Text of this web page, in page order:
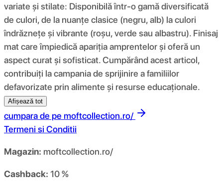
variate și stilate: Disponibilă într-o gamă diversificată
de culori, de la nuanțe clasice (negru, alb) la culori
îndrăznețe și vibrante (roșu, verde sau albastru). Finisaj
mat care împiedică apariția amprentelor și oferă un
aspect curat și sofisticat. Cumpărând acest articol,
contribuiți la campania de sprijinire a familiilor
defavorizate prin alimente și resurse educaționale.
Afișează tot
cumpara de pe moftcollection.ro/
Termeni si Conditii
Magazin: moftcollection.ro/
Cashback: 10 %